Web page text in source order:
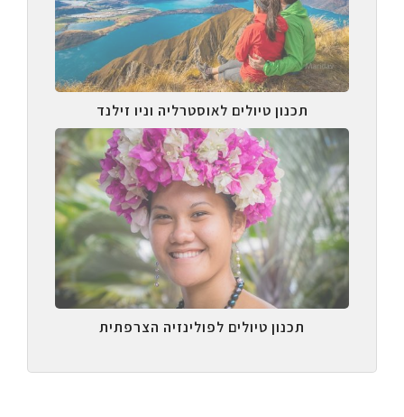
תכנון טיולים לאוסטרליה וניו זילנד
תכנון טיולים לפולינזיה הצרפתית